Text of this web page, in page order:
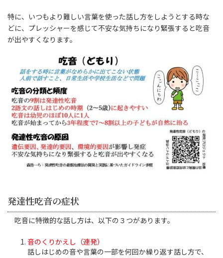
特に、いつもより難しい言葉を使った話し方をしようとする時な
どに、プレッシャーを感じて不安な気持ちになり緊張すると吃音
が出やすくなります。
発達性吃音の症状
吃音に特徴的な話し方は、以下の３つがあります。
音のくりかえし（連発）
話しはじめの音や言葉の一部を何回か繰り返す話し方で、